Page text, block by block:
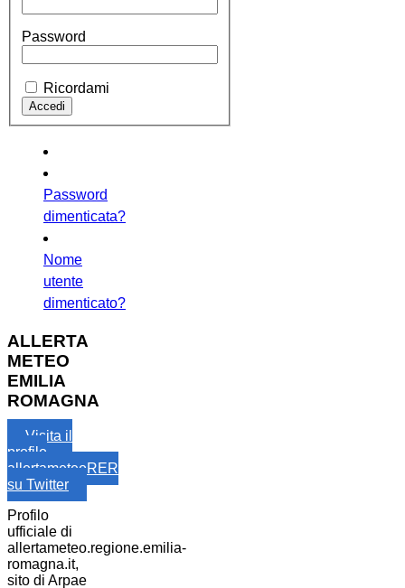
Password
Ricordami
Password
dimenticata?
Nome
utente
dimenticato?
ALLERTA
METEO
EMILIA
ROMAGNA
Visita il
profilo
allertameteoRER
su Twitter
Profilo
ufficiale di
allertameteo.regione.emilia-
romagna.it,
sito di Arpae